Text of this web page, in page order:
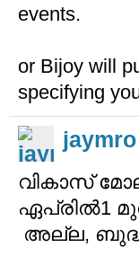
events.
or Bijoy will
specifying
jaymro
വികാസ്
ഏപ്രിൽ1
അല്ല,